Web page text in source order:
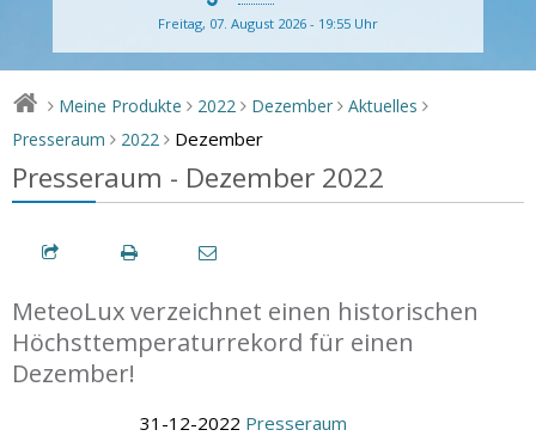
Freitag, 07. August 2026 - 19:55 Uhr
> Meine Produkte > 2022 > Dezember > Aktuelles >
Presseraum > 2022 > Dezember
Presseraum - Dezember 2022
MeteoLux verzeichnet einen historischen
Höchsttemperaturrekord für einen
Dezember!
31-12-2022 Presseraum